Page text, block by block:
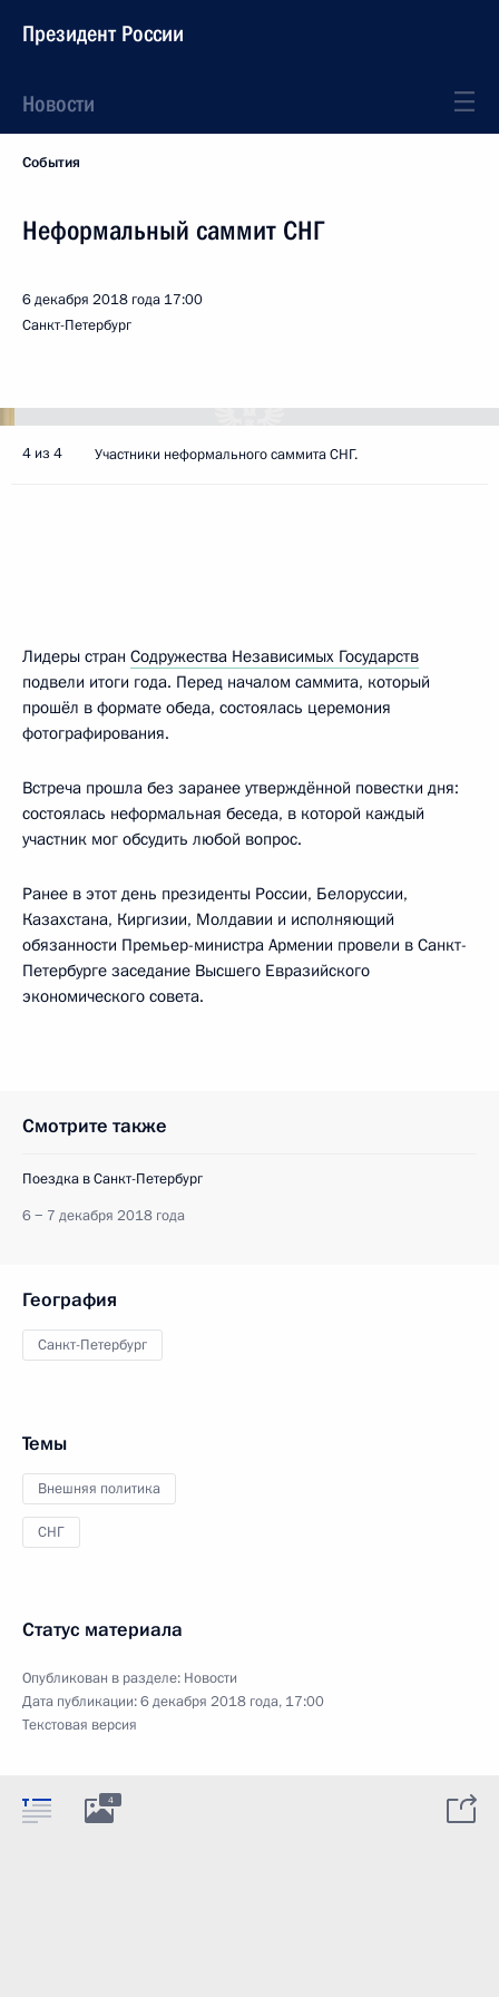
Президент России
Новости
События
Неформальный саммит СНГ
6 декабря 2018 года 17:00
Санкт-Петербург
4 из 4 Участники неформального саммита СНГ.
Лидеры стран Содружества Независимых Государств
подвели итоги года. Перед началом саммита, который
прошёл в формате обеда, состоялась церемония
фотографирования.
Встреча прошла без заранее утверждённой повестки дня:
состоялась неформальная беседа, в которой каждый
участник мог обсудить любой вопрос.
Ранее в этот день президенты России, Белоруссии,
Казахстана, Киргизии, Молдавии и исполняющий
обязанности Премьер-министра Армении провели в Санкт-
Петербурге заседание Высшего Евразийского
экономического совета.
Смотрите также
Поездка в Санкт-Петербург
6 − 7 декабря 2018 года
География
Санкт-Петербург
Темы
Внешняя политика
СНГ
Статус материала
Опубликован в разделе: Новости
Дата публикации:6 декабря 2018 года, 17:00
Текстовая версия
4